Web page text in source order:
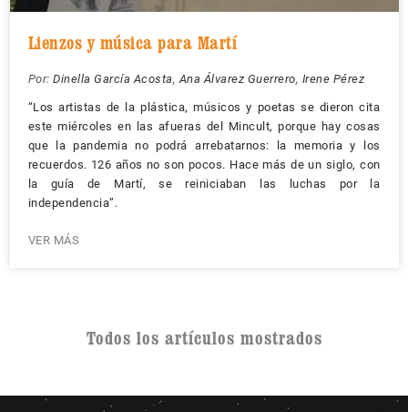
Lienzos y música para Martí
Por: Dinella García Acosta, Ana Álvarez Guerrero, Irene Pérez
“Los artistas de la plástica, músicos y poetas se dieron cita
este miércoles en las afueras del Mincult, porque hay cosas
que la pandemia no podrá arrebatarnos: la memoria y los
recuerdos. 126 años no son pocos. Hace más de un siglo, con
la guía de Martí, se reiniciaban las luchas por la
independencia”.
VER MÁS
Todos los artículos mostrados